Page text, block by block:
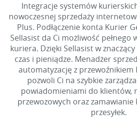
Integracje systemów
nowoczesnej sprzedaży
Plus. Podłączenie konta Kurier
Sellasist da Ci możliwość pełnego
kuriera. Dzięki Sellasist w
czas i pieniądze. Menadżer
automatyzację z przewoźnikiem
pozwoli Ci na szybkie
powiadomieniami do klientów,
przewozowych oraz
przesyłek.